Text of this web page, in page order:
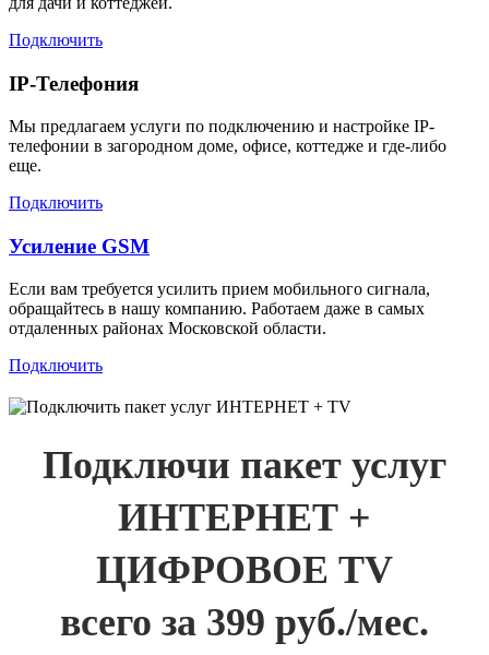
Подключить
IP-Телефония
Мы предлагаем услуги по подключению и настройке IP-
телефонии в загородном доме, офисе, коттедже и где-либо
еще.
Подключить
Усиление GSM
Если вам требуется усилить прием мобильного сигнала,
обращайтесь в нашу компанию. Работаем даже в самых
отдаленных районах Московской области.
Подключить
Подключи пакет услуг
ИНТЕРНЕТ +
ЦИФРОВОЕ TV
всего за 399 руб./мес.